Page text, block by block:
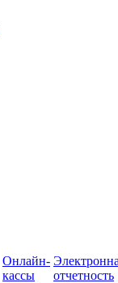
Онлайн-
кассы
отчетность